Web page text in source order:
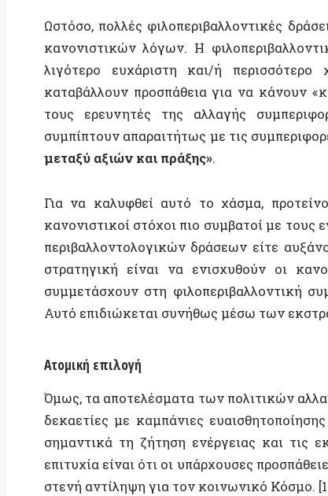
περιβαλλοντολογικών δράσεων είτε
στρατηγική είναι να ενισχυθούν οι
συμμετάσχουν στη φιλοπεριβαλλοντική
Αυτό επιδιώκεται συνήθως μέσω των
Ατομική επιλογή
Όμως, τα αποτελέσματα των πολιτικών αλλαγής
σημαντικά τη ζήτηση ενέργειας και τις
επιτυχία είναι ότι οι υπάρχουσες προσπάθειες
στενή αντίληψη για τον κοινωνικό Κόσμο. [10]
Οι πολιτικές αλλαγής συμπεριφοράς
κάνουν οι άνθρωποι είναι στην ουσία ζήτημα
την ενεργειακή ζήτηση, την κατανάλωση
Είναι αυτή η αντίληψη περί επιλογής που
τιμολόγηση, συμβουλές). Δίνοντας καλύτερη
«κακή συμπεριφορά» αναμένεται να
φιλοπεριβαλλοντικές συμπεριφορές. [11]